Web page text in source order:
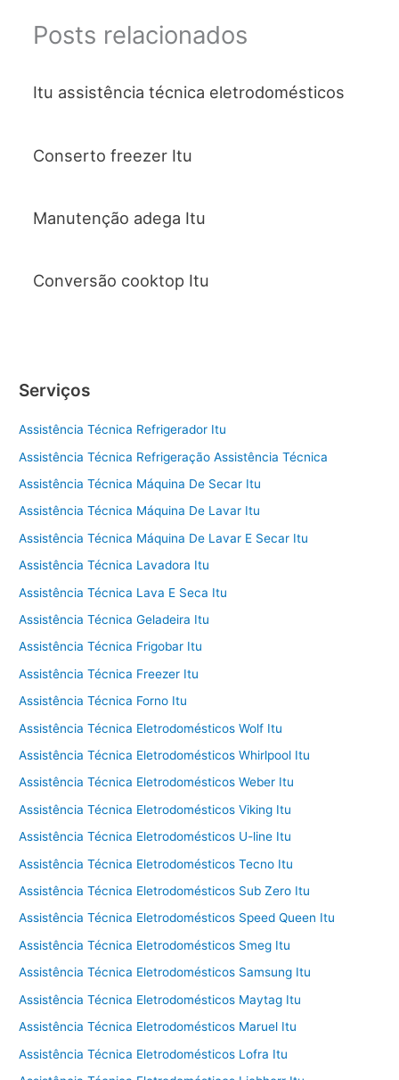
Posts relacionados
Itu assistência técnica eletrodomésticos
Conserto freezer Itu
Manutenção adega Itu
Conversão cooktop Itu
Serviços
Assistência Técnica Refrigerador Itu
Assistência Técnica Refrigeração Assistência Técnica
Assistência Técnica Máquina De Secar Itu
Assistência Técnica Máquina De Lavar Itu
Assistência Técnica Máquina De Lavar E Secar Itu
Assistência Técnica Lavadora Itu
Assistência Técnica Lava E Seca Itu
Assistência Técnica Geladeira Itu
Assistência Técnica Frigobar Itu
Assistência Técnica Freezer Itu
Assistência Técnica Forno Itu
Assistência Técnica Eletrodomésticos Wolf Itu
Assistência Técnica Eletrodomésticos Whirlpool Itu
Assistência Técnica Eletrodomésticos Weber Itu
Assistência Técnica Eletrodomésticos Viking Itu
Assistência Técnica Eletrodomésticos U-line Itu
Assistência Técnica Eletrodomésticos Tecno Itu
Assistência Técnica Eletrodomésticos Sub Zero Itu
Assistência Técnica Eletrodomésticos Speed Queen Itu
Assistência Técnica Eletrodomésticos Smeg Itu
Assistência Técnica Eletrodomésticos Samsung Itu
Assistência Técnica Eletrodomésticos Maytag Itu
Assistência Técnica Eletrodomésticos Maruel Itu
Assistência Técnica Eletrodomésticos Lofra Itu